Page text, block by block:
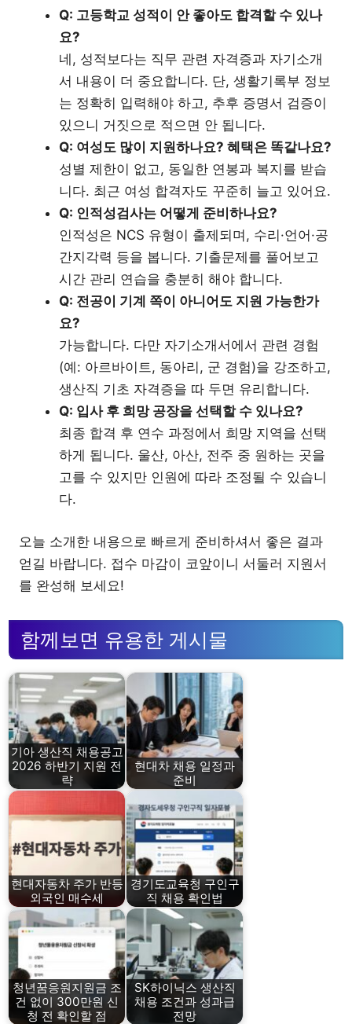
Q: 고등학교 성적이 안 좋아도 합격할 수 있나
요?
네, 성적보다는 직무 관련 자격증과 자기소개
서 내용이 더 중요합니다. 단, 생활기록부 정보
는 정확히 입력해야 하고, 추후 증명서 검증이
있으니 거짓으로 적으면 안 됩니다.
Q: 여성도 많이 지원하나요? 혜택은 똑같나요?
성별 제한이 없고, 동일한 연봉과 복지를 받습
니다. 최근 여성 합격자도 꾸준히 늘고 있어요.
Q: 인적성검사는 어떻게 준비하나요?
인적성은 NCS 유형이 출제되며, 수리·언어·공
간지각력 등을 봅니다. 기출문제를 풀어보고
시간 관리 연습을 충분히 해야 합니다.
Q: 전공이 기계 쪽이 아니어도 지원 가능한가
요?
가능합니다. 다만 자기소개서에서 관련 경험
(예: 아르바이트, 동아리, 군 경험)을 강조하고,
생산직 기초 자격증을 따 두면 유리합니다.
Q: 입사 후 희망 공장을 선택할 수 있나요?
최종 합격 후 연수 과정에서 희망 지역을 선택
하게 됩니다. 울산, 아산, 전주 중 원하는 곳을
고를 수 있지만 인원에 따라 조정될 수 있습니
다.
오늘 소개한 내용으로 빠르게 준비하셔서 좋은 결과
얻길 바랍니다. 접수 마감이 코앞이니 서둘러 지원서
를 완성해 보세요!
함께보면 유용한 게시물
기아 생산직 채용공고
2026 하반기 지원 전
략
현대차 채용 일정과
준비
현대자동차 주가 반등
외국인 매수세
경기도교육청 구인구
직 채용 확인법
청년꿈응원지원금 조
건 없이 300만원 신
청 전 확인할 점
SK하이닉스 생산직
채용 조건과 성과급
전망